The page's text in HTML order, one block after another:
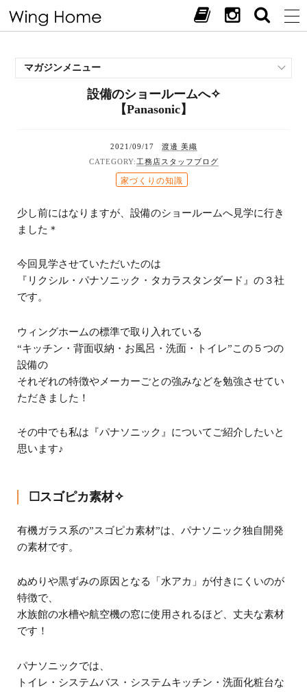
マガジンメニュー
お施主様ブログ
設備のショールームへ✧
【Panasonic】
2021/09/17
渡邊 美織
工務店スタッフブログ
家づくりの知識
少し前にはなりますが、設備のショールームへ見学に行き
ました＊
今回見学させていただいたのは
『リクシル・パナソニック・タカラスタンダード』の３社
です。
ウィングホームの標準で取り入れている
“キッチン・背面収納・お風呂・洗面・トイレ”この５つの
設備の
それぞれの特徴やメーカーごとの強みなどを勉強させてい
ただきました！
その中でも私は『パナソニック』についてご紹介したいと
思います♪
☐スゴピカ素材✧
有機ガラス系の”スゴピカ素材”は、パナソニック独自開発
の素材です。
ぬめりや黒ずみの原因となる「水アカ」が付きにくいのが
特徴で、
水族館の水槽や航空機の窓に使用されるほど、丈夫な素材
です！
パナソニックでは、
トイレ・システムバス・システムキッチン・洗面化粧台な